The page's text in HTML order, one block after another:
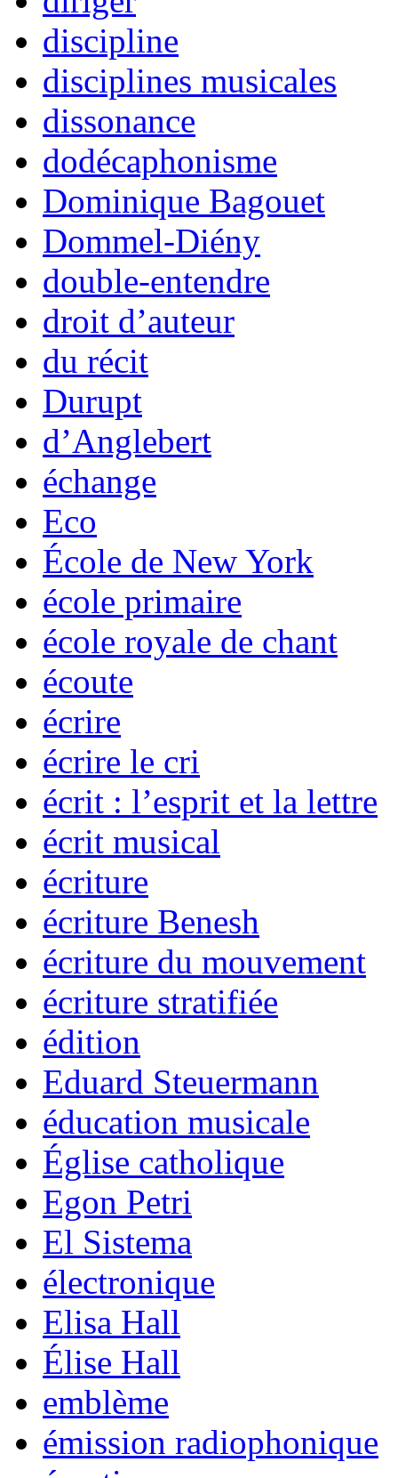
discipline
disciplines musicales
dissonance
dodécaphonisme
Dominique Bagouet
Dommel-Diény
double-entendre
droit d’auteur
du récit
Durupt
d’Anglebert
échange
Eco
École de New York
école primaire
école royale de chant
écoute
écrire
écrire le cri
écrit : l’esprit et la lettre
écrit musical
écriture
écriture Benesh
écriture du mouvement
écriture stratifiée
édition
Eduard Steuermann
éducation musicale
Église catholique
Egon Petri
El Sistema
électronique
Elisa Hall
Élise Hall
emblème
émission radiophonique